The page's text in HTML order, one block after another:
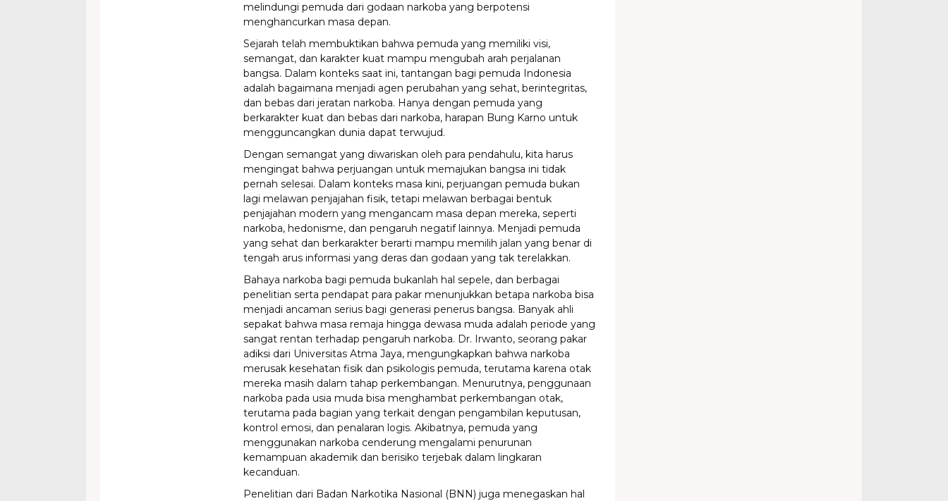
melindungi pemuda dari godaan narkoba yang berpotensi
menghancurkan masa depan.
Sejarah telah membuktikan bahwa pemuda yang memiliki visi,
semangat, dan karakter kuat mampu mengubah arah perjalanan
bangsa. Dalam konteks saat ini, tantangan bagi pemuda Indonesia
adalah bagaimana menjadi agen perubahan yang sehat, berintegritas,
dan bebas dari jeratan narkoba. Hanya dengan pemuda yang
berkarakter kuat dan bebas dari narkoba, harapan Bung Karno untuk
mengguncangkan dunia dapat terwujud.
Dengan semangat yang diwariskan oleh para pendahulu, kita harus
mengingat bahwa perjuangan untuk memajukan bangsa ini tidak
pernah selesai. Dalam konteks masa kini, perjuangan pemuda bukan
lagi melawan penjajahan fisik, tetapi melawan berbagai bentuk
penjajahan modern yang mengancam masa depan mereka, seperti
narkoba, hedonisme, dan pengaruh negatif lainnya. Menjadi pemuda
yang sehat dan berkarakter berarti mampu memilih jalan yang benar di
tengah arus informasi yang deras dan godaan yang tak terelakkan.
Bahaya narkoba bagi pemuda bukanlah hal sepele, dan berbagai
penelitian serta pendapat para pakar menunjukkan betapa narkoba bisa
menjadi ancaman serius bagi generasi penerus bangsa. Banyak ahli
sepakat bahwa masa remaja hingga dewasa muda adalah periode yang
sangat rentan terhadap pengaruh narkoba. Dr. Irwanto, seorang pakar
adiksi dari Universitas Atma Jaya, mengungkapkan bahwa narkoba
merusak kesehatan fisik dan psikologis pemuda, terutama karena otak
mereka masih dalam tahap perkembangan. Menurutnya, penggunaan
narkoba pada usia muda bisa menghambat perkembangan otak,
terutama pada bagian yang terkait dengan pengambilan keputusan,
kontrol emosi, dan penalaran logis. Akibatnya, pemuda yang
menggunakan narkoba cenderung mengalami penurunan
kemampuan akademik dan berisiko terjebak dalam lingkaran
kecanduan.
Penelitian dari Badan Narkotika Nasional (BNN) juga menegaskan hal